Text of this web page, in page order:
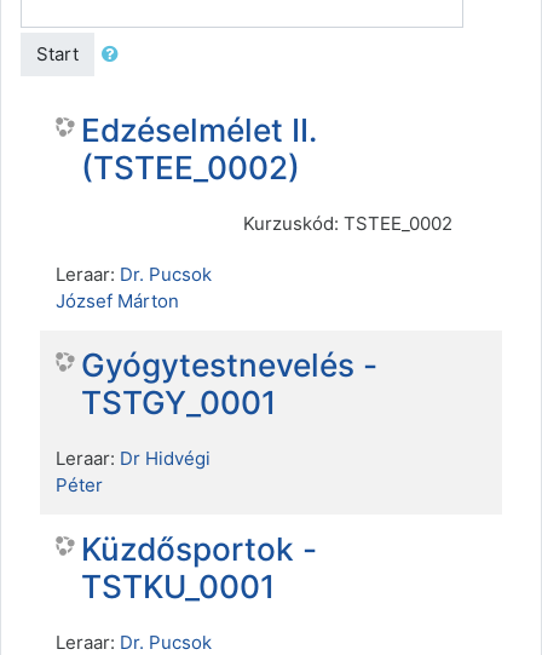
Start
Edzéselmélet II.
(TSTEE_0002)
Kurzuskód: TSTEE_0002
Leraar: Dr. Pucsok
József Márton
Gyógytestnevelés -
TSTGY_0001
Leraar: Dr Hidvégi
Péter
Küzdősportok -
TSTKU_0001
Leraar: Dr. Pucsok